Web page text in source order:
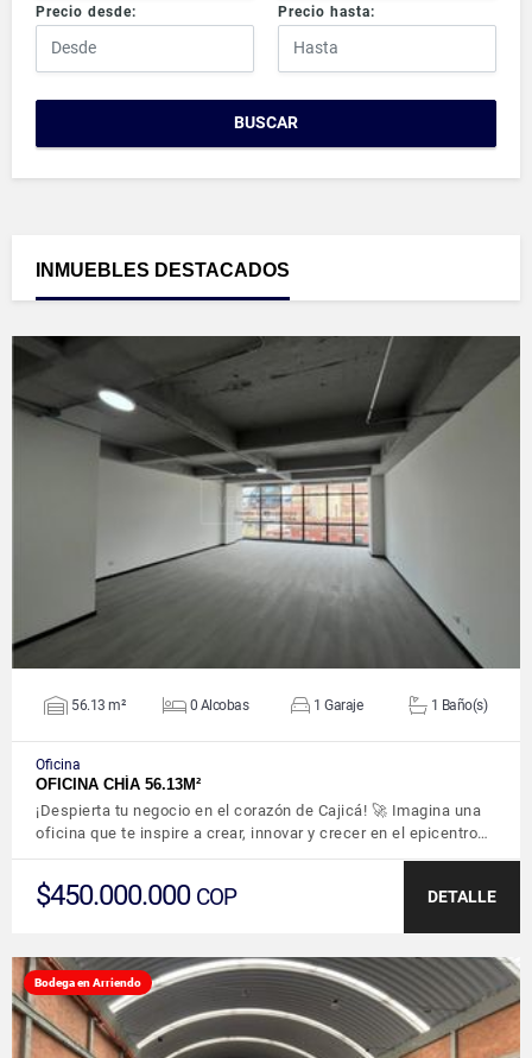
Precio desde: Precio hasta:
BUSCAR
INMUEBLES DESTACADOS
VER DETALLES
56.13 m² 0 Alcobas 1 Garaje 1 Baño(s)
Oficina
OFICINA CHÍA 56.13M²
¡Despierta tu negocio en el corazón de Cajicá! 🚀 Imagina una
oficina que te inspire a crear, innovar y crecer en el epicentro…
$450.000.000 COP DETALLE
Bodega en Arriendo